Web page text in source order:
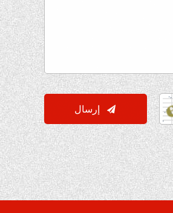
 إرسال